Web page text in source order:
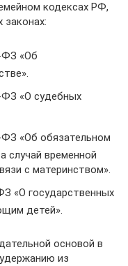
кодексах РФ,
ФЗ «Об
«О судебных
«Об обязательном
случай временной
с материнством».
«О государственных
детей».
основой в
из